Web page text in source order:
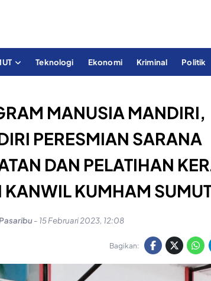
Teknologi Ekonomi Kriminal Politik
MANUSIA MANDIRI,
PERESMIAN SARANA
DAN PELATIHAN
KANWIL KUMHAM
- 15 Februari 2023, 12:08
Bagikan: